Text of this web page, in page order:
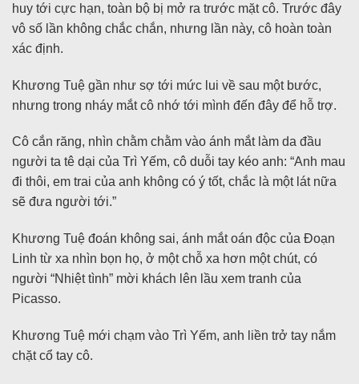
huy tới cực hạn, toàn bộ bị mở ra trước mặt cô. Trước đây
vô số lần không chắc chắn, nhưng lần này, cô hoàn toàn
xác định.
Khương Tuệ gần như sợ tới mức lui về sau một bước,
nhưng trong nháy mắt cô nhớ tới mình đến đây để hỗ trợ.
Cô cắn răng, nhìn chằm chằm vào ánh mắt làm da đầu
người ta tê dại của Trì Yếm, cô duỗi tay kéo anh: “Anh mau
đi thôi, em trai của anh không có ý tốt, chắc là một lát nữa
sẽ đưa người tới.”
Khương Tuệ đoán không sai, ánh mắt oán độc của Đoạn
Linh từ xa nhìn bọn họ, ở một chỗ xa hơn một chút, có
người “Nhiệt tình” mời khách lên lầu xem tranh của
Picasso.
Khương Tuệ mới chạm vào Trì Yếm, anh liền trở tay nắm
chặt cổ tay cô.